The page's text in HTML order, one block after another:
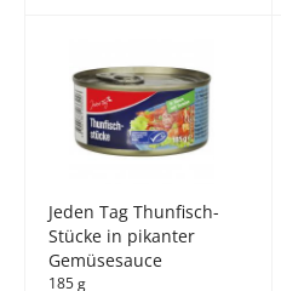
Jeden Tag Thunfisch-
Stücke in pikanter
Gemüsesauce
185 g